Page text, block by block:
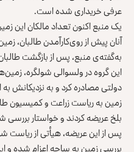
عرفی خریداری شده‌ است.
آنان پیش از روی‌کارآمدن طالبان،
به‌گفته‌ی منبع، پس از بازگشت
این گروه در ولسوالی شولگره،
دولتی مصادره کرد و به نزدیکانش به
زمین به ریاست زراعت و کمیسیون
بلخ عریضه کردند و خواستار بررسی
پس از این عریضه، هیأتی از ریاست
بررسی زمین به ساحه اعزام شده و